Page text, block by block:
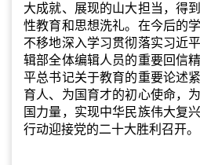
大成就、展现的山大担当，得
性教育和思想洗礼。在今后的
不移地深入学习贯彻落实习近
辑部全体编辑人员的重要回信
平总书记关于教育的重要论述
育人、为国育才的初心使命，
国力量，实现中华民族伟大复
行动迎接党的二十大胜利召开。